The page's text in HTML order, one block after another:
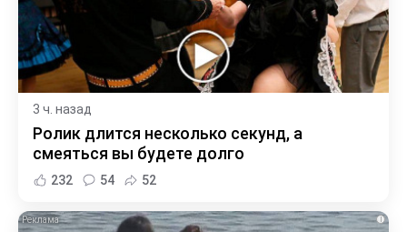
3 ч. назад
Ролик длится несколько секунд, а
смеяться вы будете долго
232 54 52
i